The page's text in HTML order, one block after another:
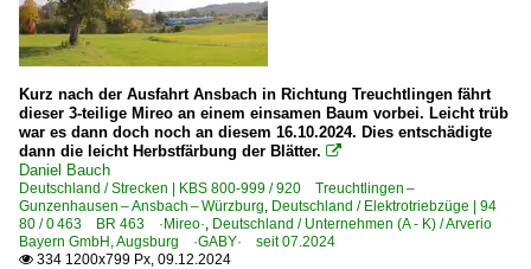
Kurz nach der Ausfahrt Ansbach in Richtung Treuchtlingen fährt
dieser 3-teilige Mireo an einem einsamen Baum vorbei. Leicht trüb
war es dann doch noch an diesem 16.10.2024. Dies entschädigte
dann die leicht Herbstfärbung der Blätter. 
Daniel Bauch
Deutschland / Strecken | KBS 800-999 / 920 Treuchtlingen –
Gunzenhausen – Ansbach – Würzburg, Deutschland / Elektrotriebzüge | 94
80 / 0 463 BR 463 ·Mireo·, Deutschland / Unternehmen (A - K) / Arverio
Bayern GmbH, Augsburg ·GABY· seit 07.2024
 334 1200x799 Px, 09.12.2024